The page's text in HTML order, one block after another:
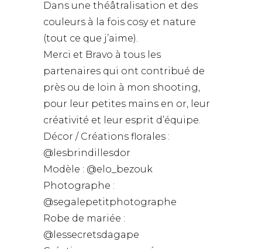
Dans une théâtralisation et des
couleurs à la fois cosy et nature
(tout ce que j’aime).
Merci et Bravo à tous les
partenaires qui ont contribué de
près ou de loin à mon shooting,
pour leur petites mains en or, leur
créativité et leur esprit d’équipe.
Décor / Créations florales :
@lesbrindillesdor
Modèle : @elo_bezouk
Photographe :
@segalepetitphotographe
Robe de mariée :
@lessecretsdagape